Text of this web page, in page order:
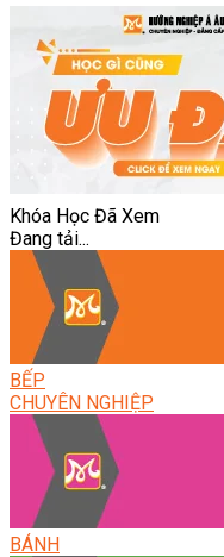
Khóa Học Đã Xem
Đang tải...
BẾP
CHUYÊN NGHIỆP
BÁNH